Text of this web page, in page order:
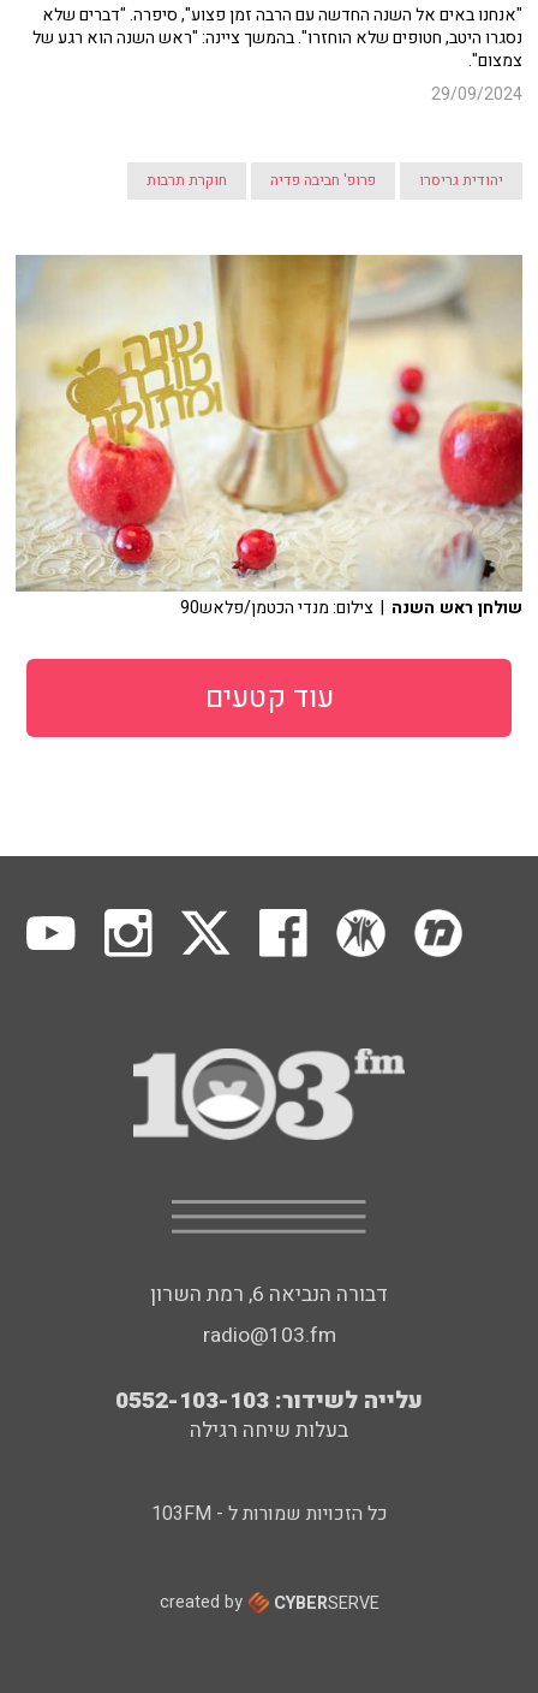
"אנחנו באים אל השנה החדשה עם הרבה זמן פצוע", סיפרה. "דברים שלא
נסגרו היטב, חטופים שלא הוחזרו". בהמשך ציינה: "ראש השנה הוא רגע של
צמצום".
29/09/2024
יהודית גריסרו פרופ' חביבה פדיה חוקרת תרבות
שולחן ראש השנה | צילום: מנדי הכטמן/פלאש90
עוד קטעים
דבורה הנביאה 6, רמת השרון
radio@103.fm
עלייה לשידור: 0552-103-103
בעלות שיחה רגילה
כל הזכויות שמורות ל - 103FM
created by CYBERSERVE